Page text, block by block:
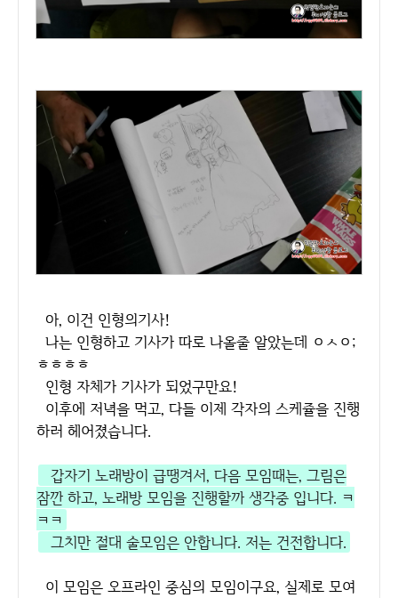
아, 이건 인형의기사!
나는 인형하고 기사가 따로 나올줄 알았는데 ㅇㅅㅇ;
ㅎㅎㅎㅎ
인형 자체가 기사가 되었구만요!
이후에 저녁을 먹고, 다들 이제 각자의 스케쥴을 진행
하러 헤어졌습니다.
갑자기 노래방이 급땡겨서, 다음 모임때는, 그림은
잠깐 하고, 노래방 모임을 진행할까 생각중 입니다. ㅋ
ㅋㅋ
그치만 절대 술모임은 안합니다. 저는 건전합니다.
이 모임은 오프라인 중심의 모임이구요, 실제로 모여